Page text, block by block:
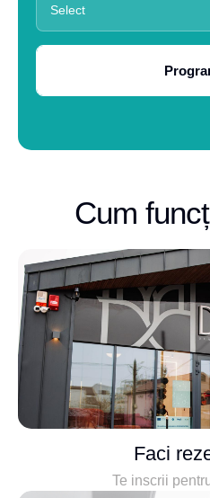
Select
Cum
Faci
Te inscrii